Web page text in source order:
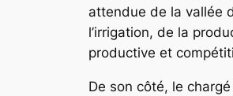
attendue de la vallée
l’irrigation, de la
productive et
De son côté, le